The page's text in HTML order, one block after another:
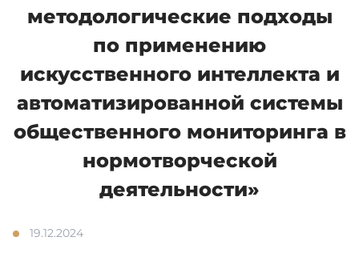
Сотрудничество
Обратная связь
Взаимодействия с маслихатом
методологические подходы
по применению
искусственного интеллекта и
автоматизированной системы
общественного мониторинга в
нормотворческой
деятельности»
19.12.2024